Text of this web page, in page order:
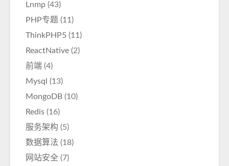
Lnmp (43)
PHP专题 (11)
ThinkPHP5 (11)
ReactNative (2)
前端 (4)
Mysql (13)
MongoDB (10)
Redis (16)
服务架构 (5)
数据算法 (18)
网站安全 (7)